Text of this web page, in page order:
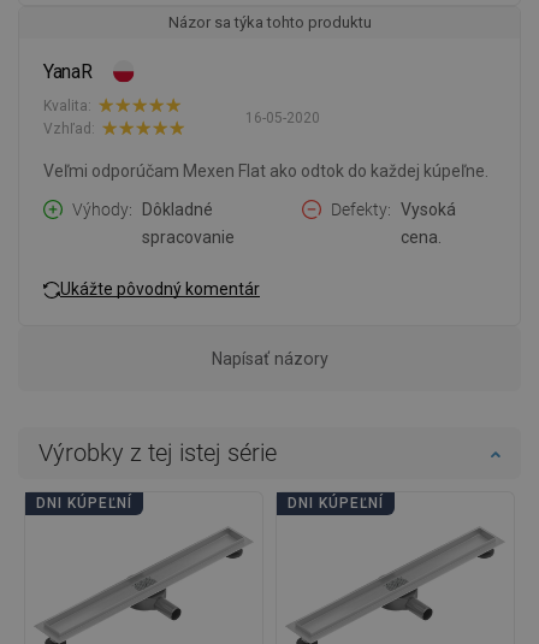
Názor sa týka tohto produktu
YanaR
16-05-2020
Kvalita:
Vzhľad:
Veľmi odporúčam Mexen Flat ako odtok do každej kúpeľne.
Výhody
Dôkladné
spracovanie
Defekty
Vysoká
cena.
Ukážte pôvodný komentár
Napísať názory
Výrobky z tej istej série
DNI KÚPEĽNÍ DNI KÚPEĽNÍ